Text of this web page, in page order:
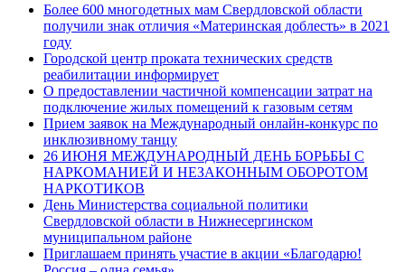
Более 600 многодетных мам Свердловской области
получили знак отличия «Материнская доблесть» в 2021
году
Городской центр проката технических средств
реабилитации информирует
О предоставлении частичной компенсации затрат на
подключение жилых помещений к газовым сетям
Прием заявок на Международный онлайн-конкурс по
инклюзивному танцу
26 ИЮНЯ МЕЖДУНАРОДНЫЙ ДЕНЬ БОРЬБЫ С
НАРКОМАНИЕЙ И НЕЗАКОННЫМ ОБОРОТОМ
НАРКОТИКОВ
День Министерства социальной политики
Свердловской области в Нижнесергинском
муниципальном районе
Приглашаем принять участие в акции «Благодарю!